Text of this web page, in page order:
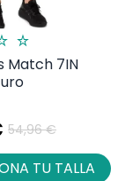
Match 7IN
54,96 €
TU TALLA